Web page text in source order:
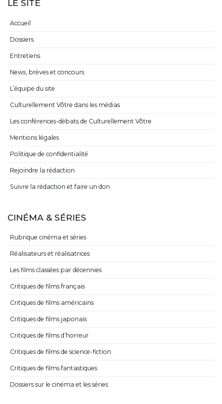
LE SITE
Accueil
Dossiers
Entretiens
News, brèves et concours
L’équipe du site
Culturellement Vôtre dans les médias
Les conférences-débats de Culturellement Vôtre
Mentions légales
Politique de confidentialité
Rejoindre la rédaction
Suivre la rédaction et faire un don
CINÉMA & SÉRIES
Rubrique cinéma et séries
Réalisateurs et réalisatrices
Les films classées par décennies
Critiques de films français
Critiques de films américains
Critiques de films japonais
Critiques de films d’horreur
Critiques de films de science-fiction
Critiques de films fantastiques
Dossiers sur le cinéma et les séries